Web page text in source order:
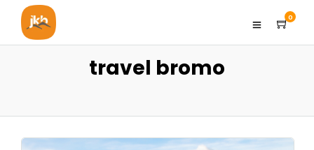
0
travel bromo